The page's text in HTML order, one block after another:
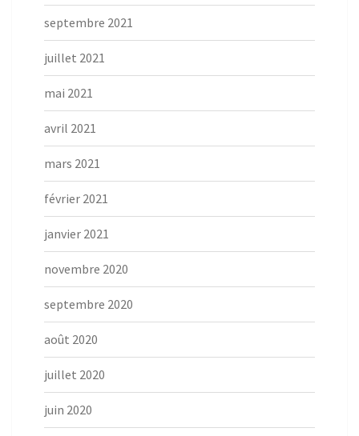
septembre 2021
juillet 2021
mai 2021
avril 2021
mars 2021
février 2021
janvier 2021
novembre 2020
septembre 2020
août 2020
juillet 2020
juin 2020